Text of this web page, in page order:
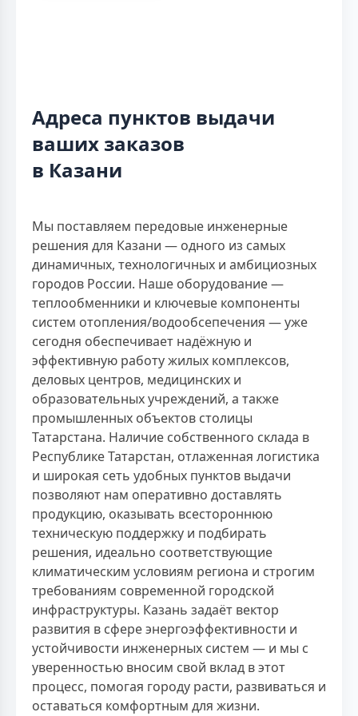
Адреса пунктов выдачи
ваших заказов
в Казани
Мы поставляем передовые инженерные
решения для Казани — одного из самых
динамичных, технологичных и амбициозных
городов России. Наше оборудование —
теплообменники и ключевые компоненты
систем отопления/водообсепечения — уже
сегодня обеспечивает надёжную и
эффективную работу жилых комплексов,
деловых центров, медицинских и
образовательных учреждений, а также
промышленных объектов столицы
Татарстана. Наличие собственного склада в
Республике Татарстан, отлаженная логистика
и широкая сеть удобных пунктов выдачи
позволяют нам оперативно доставлять
продукцию, оказывать всестороннюю
техническую поддержку и подбирать
решения, идеально соответствующие
климатическим условиям региона и строгим
требованиям современной городской
инфраструктуры. Казань задаёт вектор
развития в сфере энергоэффективности и
устойчивости инженерных систем — и мы с
уверенностью вносим свой вклад в этот
процесс, помогая городу расти, развиваться и
оставаться комфортным для жизни.